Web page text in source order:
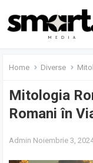
Home Diverse
Mitologia
Romani în
Admin Noiembrie 3,